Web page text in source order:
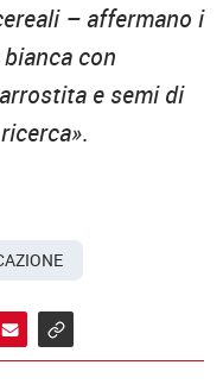
– affermano i
con
e semi di
.